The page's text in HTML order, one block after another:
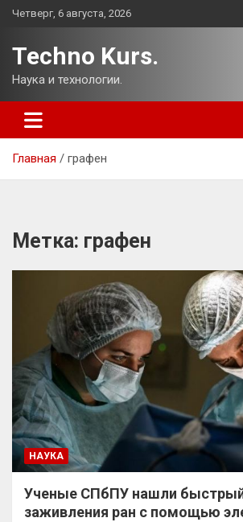
Перейти
Четверг, 6 августа, 2026
Techno Kurs.
Наука и технологии.
Главная графен
Метка: графен
НАУКА
Ученые СПбПУ нашли
заживления ран с помощью